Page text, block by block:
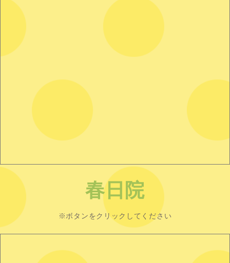
春日院
※ボタンをクリックしてください